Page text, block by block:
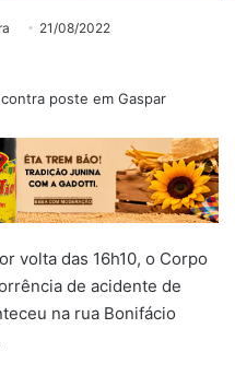
21/08/2022
volta das 16h10, o Corpo
de acidente de
na rua Bonifácio